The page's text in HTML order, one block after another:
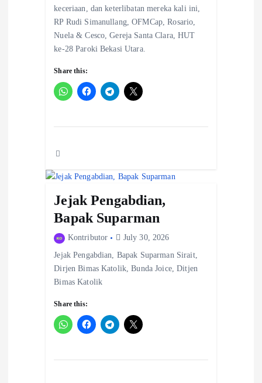
keceriaan, dan keterlibatan mereka kali ini,
RP Rudi Simanullang, OFMCap, Rosario,
Nuela & Cesco, Gereja Santa Clara, HUT
ke-28 Paroki Bekasi Utara.
Share this:
Jejak Pengabdian,
Bapak Suparman
Kontributor July 30, 2026
Jejak Pengabdian, Bapak Suparman Sirait,
Dirjen Bimas Katolik, Bunda Joice, Ditjen
Bimas Katolik
Share this: